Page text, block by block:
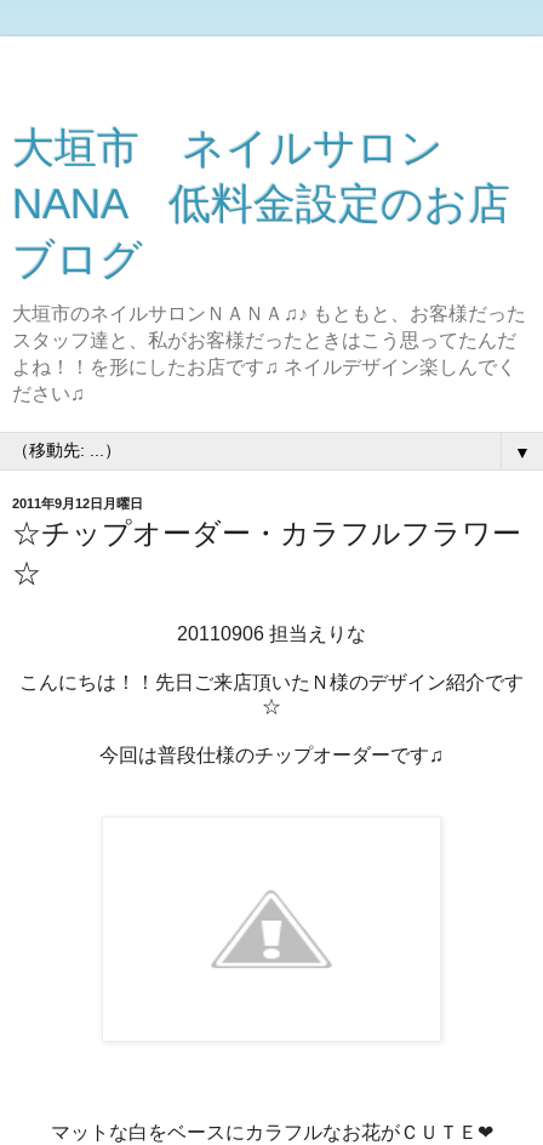
大垣市 ネイルサロン
NANA 低料金設定のお店
ブログ
大垣市のネイルサロンＮＡＮＡ♫♪ もともと、お客様だった
スタッフ達と、私がお客様だったときはこう思ってたんだ
よね！！を形にしたお店です♫ ネイルデザイン楽しんでく
ださい♫
▼
2011年9月12日月曜日
☆チップオーダー・カラフルフラワー
☆
20110906 担当えりな
こんにちは！！先日ご来店頂いたＮ様のデザイン紹介です
☆
今回は普段仕様のチップオーダーです♫
マットな白をベースにカラフルなお花がＣＵＴＥ❤